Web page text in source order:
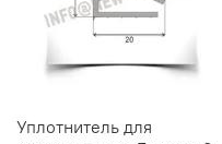
Уплотнитель для